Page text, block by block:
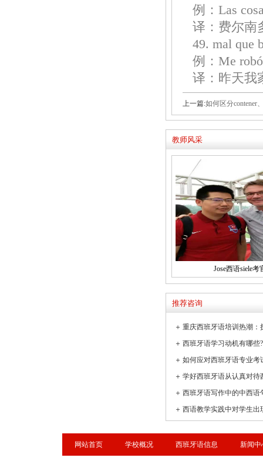
例：Las
译：费尔南
49. mal que
例：Me
译：昨天我
上一篇:如何区分contener、
教师风采
Jose西语siele考
推荐咨询
＋
＋
＋ 如何应对西班牙语专业考
＋ 学好西班牙语从认真对待
＋ 西班牙语写作中的中西语
＋
网站首页 学校概况 西班牙语信息 新闻中